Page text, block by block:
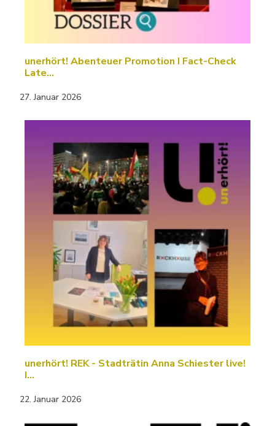
unerhört! Abenteuer Promotion I Fact-Check
Late…
27. Januar 2026
unerhört! REK - Stadträtin Anna Schiester live!
I…
22. Januar 2026